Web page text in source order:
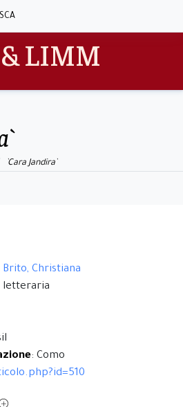
LIMM
`Cara Jandira`
Brito, Christiana
letteraria
: Como